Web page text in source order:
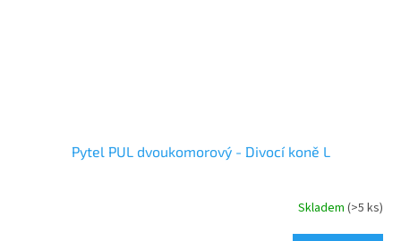
Pytel PUL dvoukomorový - Divocí koně L
Skladem (>5 ks)